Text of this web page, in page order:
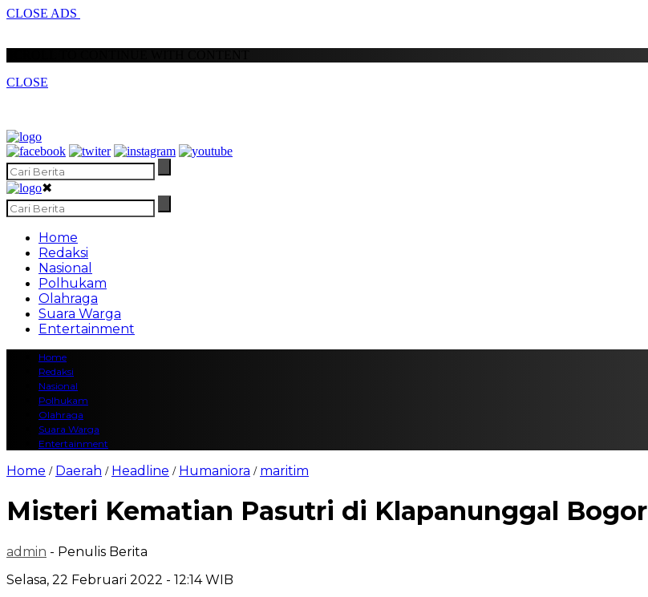
CLOSE ADS
CLOSE
✖
Home
Redaksi
Nasional
Polhukam
Olahraga
Suara Warga
Entertainment
Home
Redaksi
Nasional
Polhukam
Olahraga
Suara Warga
Entertainment
Home / Daerah / Headline / Humaniora / maritim
Misteri Kematian Pasutri di Klapanunggal Bogor
admin - Penulis Berita
Selasa, 22 Februari 2022 - 12:14 WIB